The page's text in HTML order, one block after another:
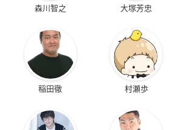
森川智之 大塚芳忠
稲田徹 村瀬歩